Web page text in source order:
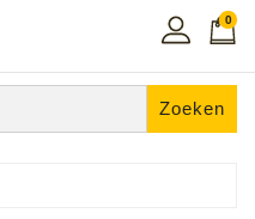
0
Zoeken